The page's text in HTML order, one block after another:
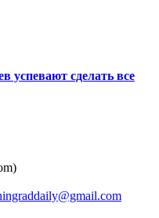
успевают сделать все